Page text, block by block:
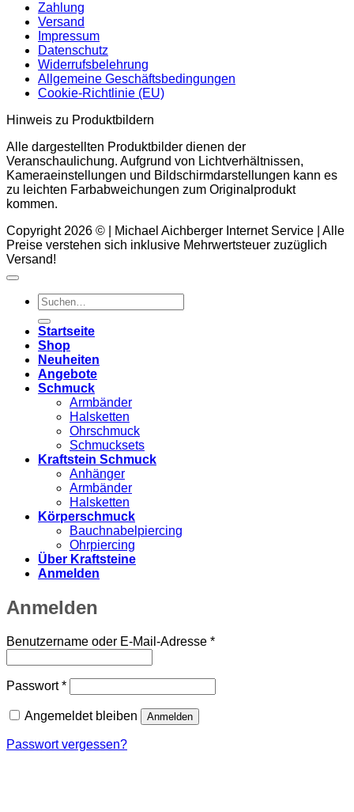
Produktseite
gewählt
werden
Zahlung
Versand
Impressum
Datenschutz
Widerrufsbelehrung
Allgemeine Geschäftsbedingungen
Cookie-Richtlinie (EU)
Hinweis zu Produktbildern
Alle dargestellten Produktbilder dienen der
Veranschaulichung. Aufgrund von Lichtverhältnissen,
Kameraeinstellungen und Bildschirmdarstellungen kann es
zu leichten Farbabweichungen zum Originalprodukt
kommen.
Copyright 2026 © | Michael Aichberger Internet Service | Alle
Preise verstehen sich inklusive Mehrwertsteuer zuzüglich
Versand!
Suchen
nach:
Startseite
Shop
Neuheiten
Angebote
Schmuck
Armbänder
Halsketten
Ohrschmuck
Schmucksets
Kraftstein Schmuck
Anhänger
Armbänder
Halsketten
Körperschmuck
Bauchnabelpiercing
Ohrpiercing
Über Kraftsteine
Anmelden
Anmelden
Benutzername oder E-Mail-Adresse *Erforderlich
Passwort*Erforderlich
Angemeldet bleiben Anmelden
Passwort vergessen?